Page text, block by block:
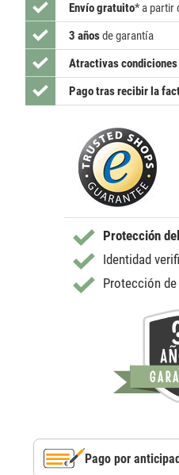
Envío gratuito* a partir
3 añosde garantía
Atractivas condiciones
Pago tras recibir la
Protección
Identidad
Protección
Pago por